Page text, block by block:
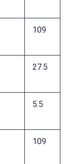
109
27.5
5.5
109